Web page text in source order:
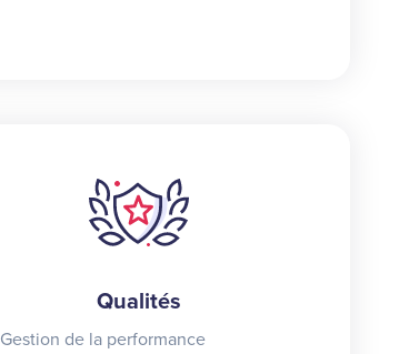
Qualités
Gestion de la performance